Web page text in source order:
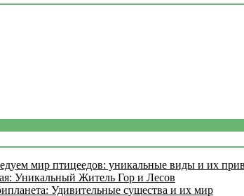
мир птицеедов: уникальные виды и их
Уникальный Житель Гор и Лесов
Удивительные существа и их мир